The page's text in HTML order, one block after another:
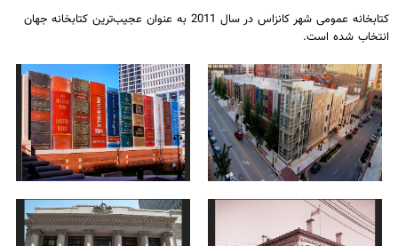
کتابخانه عمومی شهر کانزاس در سال 2011 به عنوان عجیب‌ترین کتابخانه جهان
انتخاب شده است.